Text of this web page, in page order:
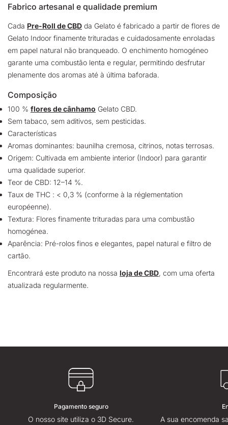
Fabrico artesanal e qualidade premium
Cada Pre-Roll de CBD da Gelato é fabricado a partir de flores de
Gelato Indoor finamente trituradas e cuidadosamente enroladas
em papel natural não branqueado. O enchimento homogéneo
garante uma combustão lenta e regular, permitindo desfrutar
plenamente dos aromas até à última baforada.
Composição
100 % flores de cânhamo Gelato CBD.
Sem tabaco, sem aditivos, sem pesticidas.
Características
Aromas dominantes: baunilha cremosa, citrinos, notas terrosas.
Origem: Cultivada em ambiente interior (Indoor) para garantir
uma qualidade superior.
Teor de CBD: 12–14 %.
Taux de THC : < 0,3 % (conforme à la réglementation
européenne).
Textura: Flores finamente trituradas para uma combustão
homogénea.
Aparência: Pré-rolos finos e elegantes, papel natural e filtro de
cartão.
Encontrará este produto na nossa loja de CBD, com uma oferta
atualizada regularmente.
Pagamento seguro
O nosso site utiliza o 3D Secure. A sua encomenda